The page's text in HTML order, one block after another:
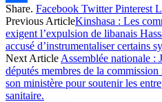
Share
Share. Facebook Twitter Pinterest
Previous ArticleKinshasa : Les
exigent l’expulsion de libanais
accusé d’instrumentaliser certains
Next Article Assemblée nationale :
députés membres de la
son ministère pour soutenir les
sanitaire.